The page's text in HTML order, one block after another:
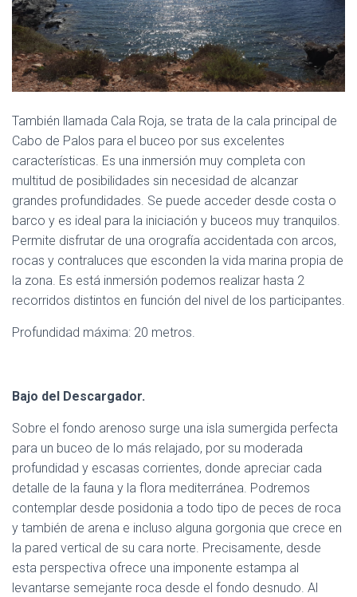
También llamada Cala Roja, se trata de la cala principal de
Cabo de Palos para el buceo por sus excelentes
características. Es una inmersión muy completa con
multitud de posibilidades sin necesidad de alcanzar
grandes profundidades. Se puede acceder desde costa o
barco y es ideal para la iniciación y buceos muy tranquilos.
Permite disfrutar de una orografía accidentada con arcos,
rocas y contraluces que esconden la vida marina propia de
la zona. Es está inmersión podemos realizar hasta 2
recorridos distintos en función del nivel de los participantes.
Profundidad máxima: 20 metros.
Bajo del Descargador.
Sobre el fondo arenoso surge una isla sumergida perfecta
para un buceo de lo más relajado, por su moderada
profundidad y escasas corrientes, donde apreciar cada
detalle de la fauna y la flora mediterránea. Podremos
contemplar desde posidonia a todo tipo de peces de roca
y también de arena e incluso alguna gorgonia que crece en
la pared vertical de su cara norte. Precisamente, desde
esta perspectiva ofrece una imponente estampa al
levantarse semejante roca desde el fondo desnudo. Al